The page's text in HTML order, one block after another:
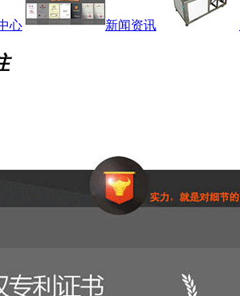
心 新闻资讯